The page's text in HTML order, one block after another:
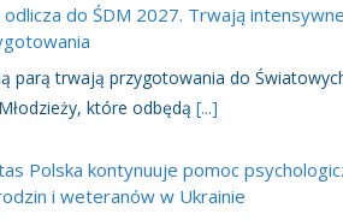
odlicza do ŚDM 2027. Trwają intensywne
parą trwają przygotowania do
które odbędą [...]
Polska kontynuuje pomoc
i weteranów w Ukrainie